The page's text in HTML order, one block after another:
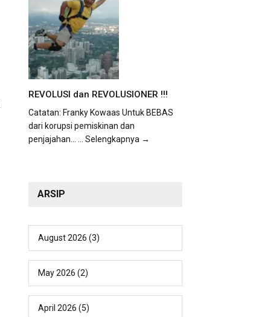
REVOLUSI dan REVOLUSIONER !!!
Catatan: Franky Kowaas Untuk BEBAS
dari korupsi pemiskinan dan
penjajahan...
... Selengkapnya →
ARSIP
August 2026 (3)
May 2026 (2)
April 2026 (5)